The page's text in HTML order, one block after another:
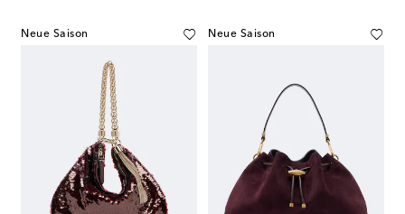
Neue Saison Neue Saison